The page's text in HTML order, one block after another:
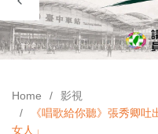
Home
影視
《唱歌給你聽》張秀卿
女人」